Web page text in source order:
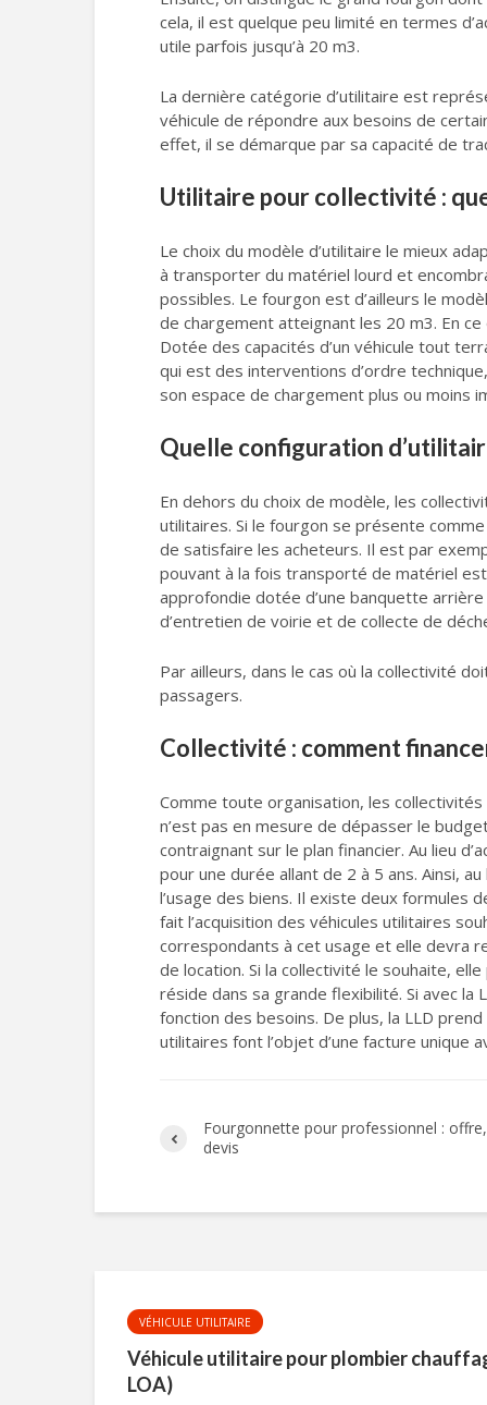
cela, il est quelque peu limité en termes
utile parfois jusqu’à 20 m3.
La dernière catégorie d’utilitaire est
véhicule de répondre aux besoins de
effet, il se démarque par sa capacité de
Utilitaire pour collectivité :
Le choix du modèle d’utilitaire le mieux
à transporter du matériel lourd et
possibles. Le fourgon est d’ailleurs le
de chargement atteignant les 20 m3. En
Dotée des capacités d’un véhicule tout
qui est des interventions d’ordre
son espace de chargement plus ou moins
Quelle configuration
En dehors du choix de modèle, les
utilitaires. Si le fourgon se présente
de satisfaire les acheteurs. Il est par
pouvant à la fois transporté de matériel
approfondie dotée d’une banquette arrière
d’entretien de voirie et de collecte de
Par ailleurs, dans le cas où la collectivité
passagers.
Collectivité : comment
Comme toute organisation, les
n’est pas en mesure de dépasser le
contraignant sur le plan financier. Au lieu
pour une durée allant de 2 à 5 ans. Ainsi,
l’usage des biens. Il existe deux formules
fait l’acquisition des véhicules utilitaires
correspondants à cet usage et elle devra
de location. Si la collectivité le souhaite,
réside dans sa grande flexibilité. Si avec
fonction des besoins. De plus, la LLD
utilitaires font l’objet d’une facture unique
Fourgonnette pour professionnel :
devis
VÉHICULE UTILITAIRE
Véhicule utilitaire pour plombier
LOA)